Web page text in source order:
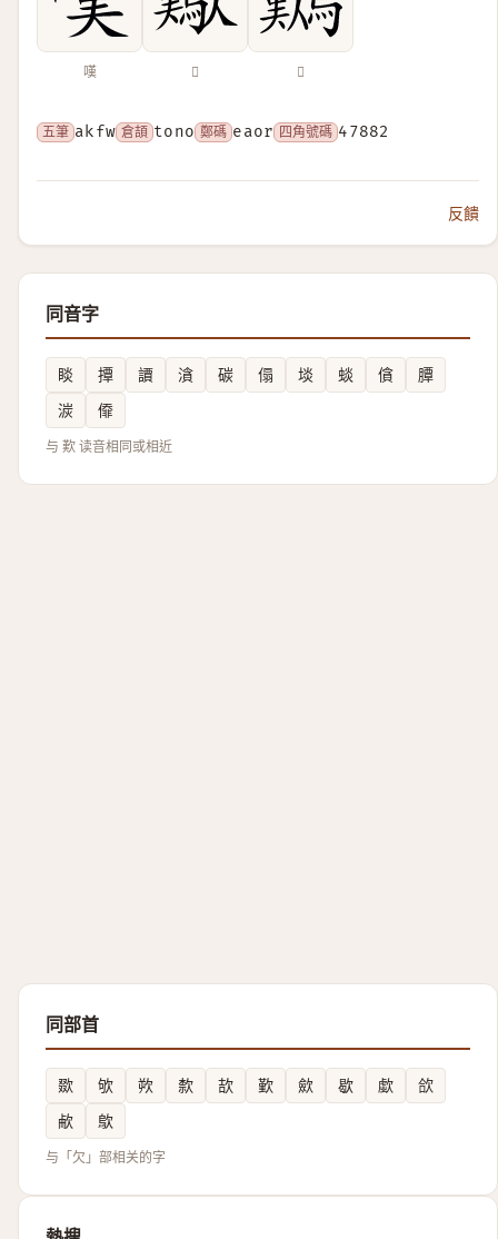
嘆 𣥁 𪇽
五筆 akfw 倉頡 tono 鄭碼 eaor 四角號碼 47882
反饋
同音字
睒 撢 䜖 㵅 碳 傝 埮 䗊 僋
䐺
湠
㒎
与 歎 读音相同或相近
同部首
欼 欨 欮 歀 欯 歏 歛 歇 歔
欱
欳
歍
与「欠」部相关的字